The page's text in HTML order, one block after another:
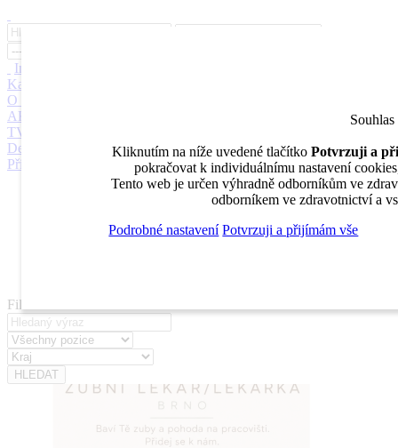
Inzerce
Kariérní poradenství
O nás
AKADEMIE
STOMATEAM
TV
DentalJobs.cz
menu search
Přihlásit
Pro inzerenty
Filtrovat
Kliknutím na níže uvedené tlačítko Potvrzuji a
pokračovat k individuálnímu nastavení
Tento web je určen výhradně odborníkům ve
odborníkem ve zdravotnictví a
Podrobné nastavení Potvrzuji a přijímám vše